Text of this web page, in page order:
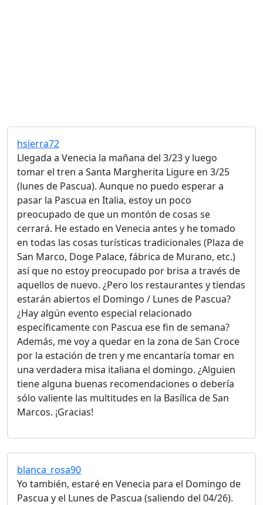
hsierra72
Llegada a Venecia la mañana del 3/23 y luego
tomar el tren a Santa Margherita Ligure en 3/25
(lunes de Pascua). Aunque no puedo esperar a
pasar la Pascua en Italia, estoy un poco
preocupado de que un montón de cosas se
cerrará. He estado en Venecia antes y he tomado
en todas las cosas turísticas tradicionales (Plaza de
San Marco, Doge Palace, fábrica de Murano, etc.)
así que no estoy preocupado por brisa a través de
aquellos de nuevo. ¿Pero los restaurantes y tiendas
estarán abiertos el Domingo / Lunes de Pascua?
¿Hay algún evento especial relacionado
específicamente con Pascua ese fin de semana?
Además, me voy a quedar en la zona de San Croce
por la estación de tren y me encantaría tomar en
una verdadera misa italiana el domingo. ¿Alguien
tiene alguna buenas recomendaciones o debería
sólo valiente las multitudes en la Basílica de San
Marcos. ¡Gracias!
blanca_rosa90
Yo también, estaré en Venecia para el Domingo de
Pascua y el Lunes de Pascua (saliendo del 04/26).